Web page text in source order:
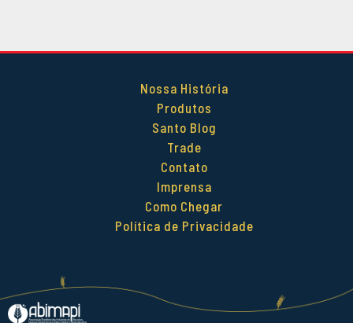
AGOSTO 2014
ABRIL 2014
Nossa História
Produtos
Santo Blog
Trade
Contato
Imprensa
Como Chegar
Política de Privacidade